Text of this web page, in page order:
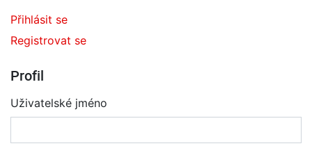
Přihlásit se
Registrovat se
Profil
Uživatelské jméno